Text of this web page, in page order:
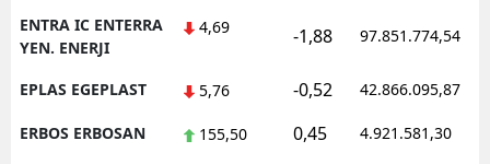
ENTRA IC ENTERRA
YEN. ENERJI
4,69 -1,88 97.851.774,54
EPLAS EGEPLAST 5,76 -0,52 42.866.095,87
ERBOS ERBOSAN 155,50 0,45 4.921.581,30